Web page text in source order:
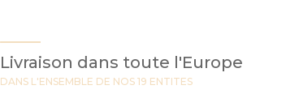
Livraison dans toute l'Europe
DANS L'ENSEMBLE DE NOS 19 ENTITES